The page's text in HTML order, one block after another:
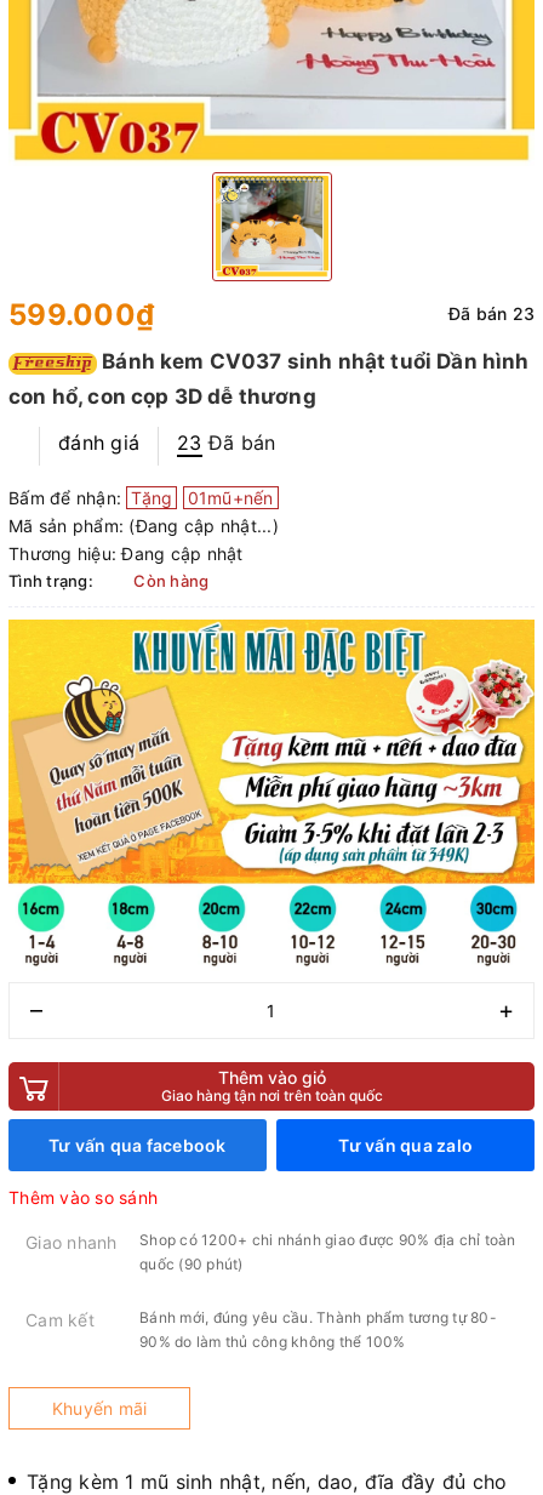
599.000₫ Đã bán 23
Bánh kem CV037 sinh nhật tuổi Dần hình
con hổ, con cọp 3D dễ thương
đánh giá
23 Đã bán
Bấm để nhận: Tặng
01mũ+nến
Mã sản phẩm: (Đang cập nhật...)
Thương hiệu: Đang cập nhật
Tình trạng: Còn hàng
– +
Thêm vào giỏ
Giao hàng tận nơi trên toàn quốc
Tư vấn qua facebook Tư vấn qua zalo
Thêm vào so sánh
Giao nhanh
Shop có 1200+ chi nhánh giao được 90% địa chỉ toàn
quốc (90 phút)
Cam kết
Bánh mới, đúng yêu cầu. Thành phẩm tương tự 80-
90% do làm thủ công không thể 100%
Khuyến mãi
Tặng kèm 1 mũ sinh nhật, nến, dao, đĩa đầy đủ cho